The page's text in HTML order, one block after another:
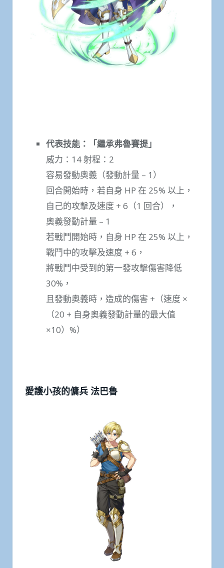
代表技能：「繼承弗魯賽提」
威力：14 射程：2
容易發動奧義（發動計量 – 1）
回合開始時，若自身 HP 在 25% 以上，
自己的攻擊及速度 + 6（1 回合），
奧義發動計量 – 1
若戰鬥開始時，自身 HP 在 25% 以上，
戰鬥中的攻擊及速度 + 6，
將戰鬥中受到的第一發攻擊傷害降低
30%，
且發動奧義時，造成的傷害 +（速度 ×
（20 + 自身奧義發動計量的最大值
×10）%）
愛護小孩的傭兵 法巴魯